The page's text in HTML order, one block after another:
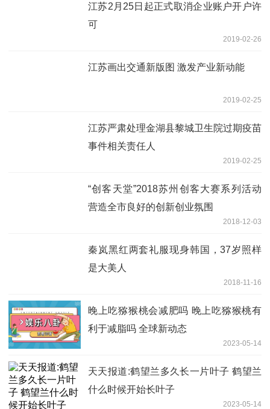
江苏2月25日起正式取消企业账户开户许
可
2019-02-26
江苏画出交通新版图 激发产业新动能
2019-02-25
江苏严肃处理金湖县黎城卫生院过期疫苗
事件相关责任人
2019-02-25
“创客天堂”2018苏州创客大赛系列活动
营造全市良好的创新创业氛围
2018-12-03
秦岚黑红两套礼服现身韩国，37岁照样
是大美人
2018-11-16
晚上吃猕猴桃会减肥吗 晚上吃猕猴桃有
利于减脂吗 全球新动态
2023-05-14
天天报道:鹤望兰多久长一片叶子 鹤望兰
什么时候开始长叶子
2023-05-14